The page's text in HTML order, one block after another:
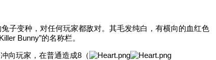
子变种，对任何玩家都敌对。其毛发纯白，有横向的血红色
Bunny”的名称栏。
向玩家，在普通造成8（